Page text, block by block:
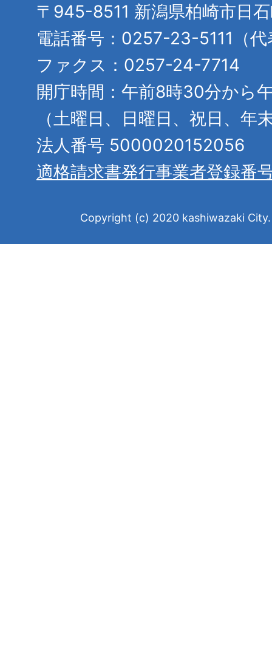
〒945-8511 新潟県柏崎市日
電話番号：0257-23-5111（代
ファクス：0257-24-7714
開庁時間：午前8時30分から
（土曜日、日曜日、祝日、年
法人番号 5000020152056
適格請求書発行事業者登録番
Copyright (c) 2020 kashiwazaki